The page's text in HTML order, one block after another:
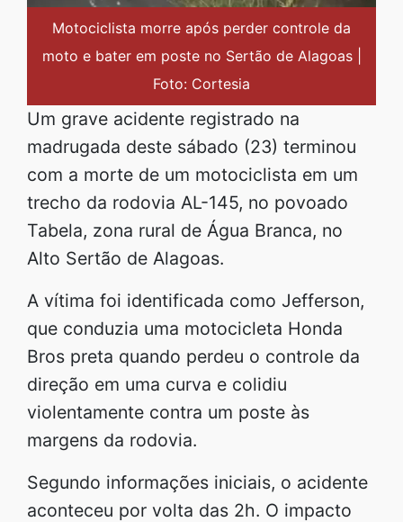
Motociclista morre após perder controle da
moto e bater em poste no Sertão de Alagoas |
Foto: Cortesia
Um grave acidente registrado na
madrugada deste sábado (23) terminou
com a morte de um motociclista em um
trecho da rodovia AL-145, no povoado
Tabela, zona rural de Água Branca, no
Alto Sertão de Alagoas.
A vítima foi identificada como Jefferson,
que conduzia uma motocicleta Honda
Bros preta quando perdeu o controle da
direção em uma curva e colidiu
violentamente contra um poste às
margens da rodovia.
Segundo informações iniciais, o acidente
aconteceu por volta das 2h. O impacto